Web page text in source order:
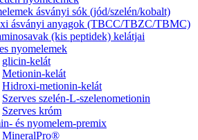
ásványi sók (jód/szelén/kobalt)
ásványi anyagok (TBCC/TBZC/TBMC)
(kis peptidek) kelátjai
nyomelemek
glicin-kelát
Metionin-kelát
Hidroxi-metionin-kelát
Szerves szelén-L-szelenometionin
Szerves króm
és nyomelem-premix
MineralPro®